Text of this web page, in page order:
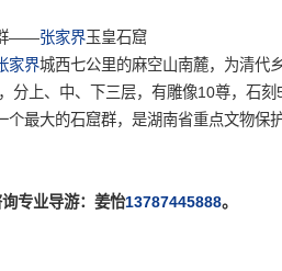
——张家界玉皇石窟
家界城西七公里的麻空山南麓，为清代
分上、中、下三层，有雕像10尊，石
个最大的石窟群，是湖南省重点文物保
专业导游：姜怡13787445888。